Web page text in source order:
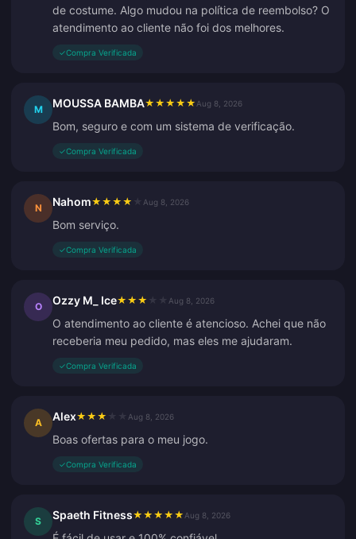
de costume. Algo mudou na política de reembolso? O
atendimento ao cliente não foi dos melhores.
✓Compra Verificada
M MOUSSA BAMBA★ ★ ★ ★ ★ Aug 8, 2026
Bom, seguro e com um sistema de verificação.
✓Compra Verificada
N Nahom★ ★ ★ ★ Aug 8, 2026
Bom serviço.
✓Compra Verificada
O Ozzy M_ Ice★ ★ ★ Aug 8, 2026
O atendimento ao cliente é atencioso. Achei que não
receberia meu pedido, mas eles me ajudaram.
✓Compra Verificada
A Alex★ ★ ★ Aug 8, 2026
Boas ofertas para o meu jogo.
✓Compra Verificada
S Spaeth Fitness★ ★ ★ ★ ★ Aug 8, 2026